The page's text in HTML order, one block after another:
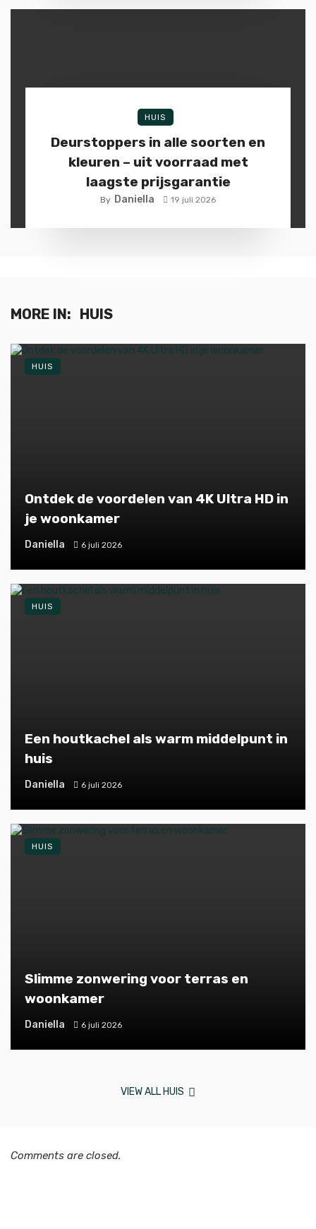
HUIS
Deurstoppers in alle soorten en
kleuren – uit voorraad met
laagste prijsgarantie
By Daniella 19 juli 2026
MORE IN: HUIS
Ontdek de voordelen van 4K Ultra HD in
je woonkamer
Daniella 6 juli 2026
HUIS
Een houtkachel als warm middelpunt in
huis
Daniella 6 juli 2026
HUIS
Slimme zonwering voor terras en
woonkamer
Daniella 6 juli 2026
HUIS
VIEW ALL HUIS
Comments are closed.